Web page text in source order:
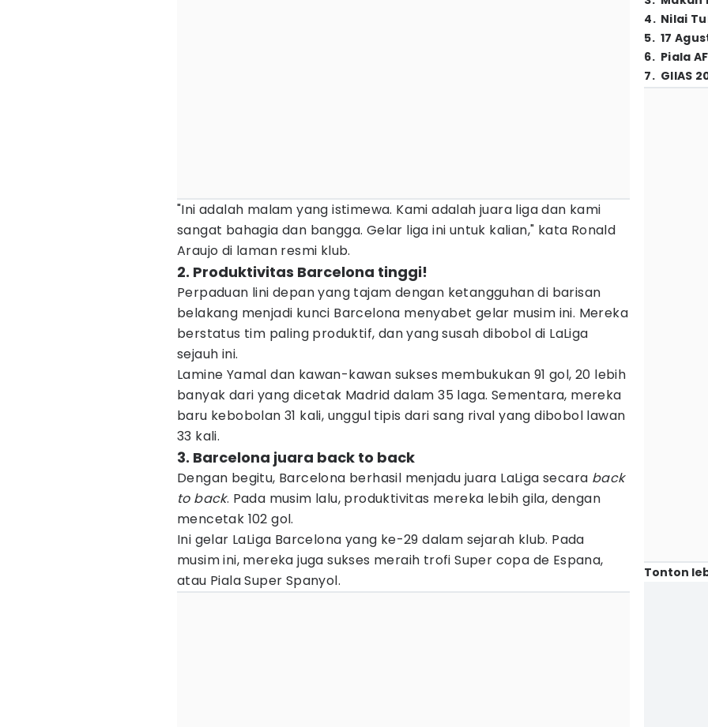
"Ini adalah malam yang istimewa. Kami adalah juara liga dan kami
sangat bahagia dan bangga. Gelar liga ini untuk kalian," kata Ronald
Araujo di laman resmi klub.
2. Produktivitas Barcelona tinggi!
Perpaduan lini depan yang tajam dengan ketangguhan di barisan
belakang menjadi kunci Barcelona menyabet gelar musim ini. Mereka
berstatus tim paling produktif, dan yang susah dibobol di LaLiga
sejauh ini.
Lamine Yamal dan kawan-kawan sukses membukukan 91 gol, 20 lebih
banyak dari yang dicetak Madrid dalam 35 laga. Sementara, mereka
baru kebobolan 31 kali, unggul tipis dari sang rival yang dibobol lawan
33 kali.
3. Barcelona juara back to back
Dengan begitu, Barcelona berhasil menjadu juara LaLiga secara back
to back. Pada musim lalu, produktivitas mereka lebih gila, dengan
mencetak 102 gol.
Ini gelar LaLiga Barcelona yang ke-29 dalam sejarah klub. Pada
musim ini, mereka juga sukses meraih trofi Super copa de Espana,
atau Piala Super Spanyol.
4. Nilai
5. 17
6. Piala
7. GIIAS
Tonton